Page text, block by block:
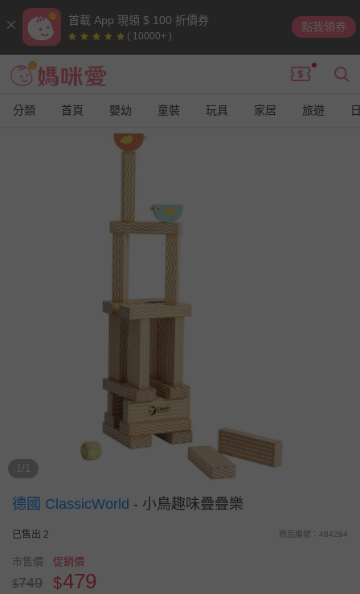
首載 App 現領 $ 100 折價券
( 10000+ )
點我領券
分類 首頁 嬰幼 童裝 玩具 家居 旅遊
1/1
德國 ClassicWorld - 小鳥趣味疊疊樂
已售出 2 商品編號：484294
市售價
$749
促銷價
$479